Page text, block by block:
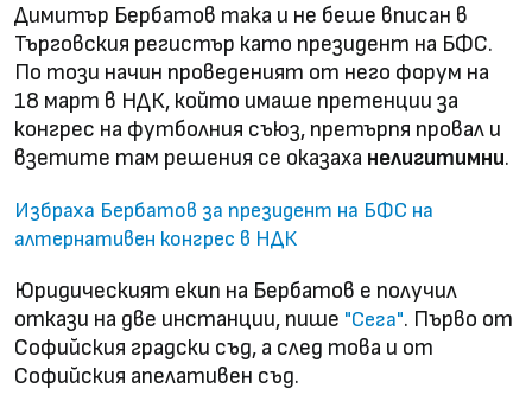
Димитър Бербатов така и не беше вписан в
Търговския регистър като президент на БФС.
По този начин проведеният от него форум на
18 март в НДК, който имаше претенции за
конгрес на футболния съюз, претърпя провал и
взетите там решения се оказаха нелигитимни.
Избраха Бербатов за президент на БФС на
алтернативен конгрес в НДК
Юридическият екип на Бербатов е получил
откази на две инстанции, пише "Сега". Първо от
Софийския градски съд, а след това и от
Софийския апелативен съд.